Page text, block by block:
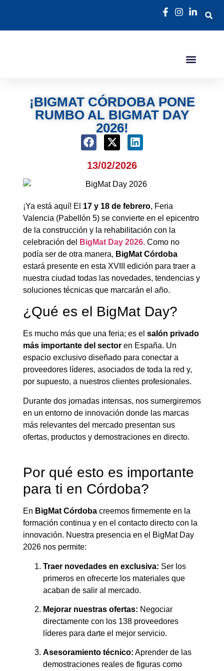
¡BIGMAT CÓRDOBA PONE
RUMBO AL BIGMAT DAY
2026!
13/02/2026
¡Ya está aquí! El 17 y 18 de febrero, Feria
Valencia (Pabellón 5) se convierte en el epicentro
de la construcción y la rehabilitación con la
celebración del
BigMat Day 2026. Como no
podía ser de otra manera, BigMat Córdoba
estará presente en esta XVIII edición para traer a
nuestra ciudad todas las novedades, tendencias y
soluciones técnicas que marcarán el año.
¿Qué es el BigMat Day?
Es mucho más que una feria; es el salón privado
más importante del sectoren España. Un
espacio exclusivo diseñado para conectar a
proveedores líderes, asociados de toda la red y,
por supuesto, a nuestros clientes profesionales.
Durante dos jornadas intensas, nos sumergiremos
en un entorno de innovación donde las marcas
más relevantes del mercado presentan sus
ofertas, productos y demostraciones en directo.
Por qué esto es importante
para ti en Córdoba?
En BigMat Córdobacreemos firmemente en la
formación continua y en el contacto directo con la
innovación. Nuestra presencia en el BigMat Day
2026 nos permite:
Traer novedades en exclusiva: Ser los
primeros en ofrecerte los materiales que
acaban de salir al mercado.
Mejorar nuestras ofertas: Negociar
directamente con los 138 proveedores
líderes para darte el mejor servicio.
Asesoramiento técnico: Aprender de las
demostraciones reales de figuras como